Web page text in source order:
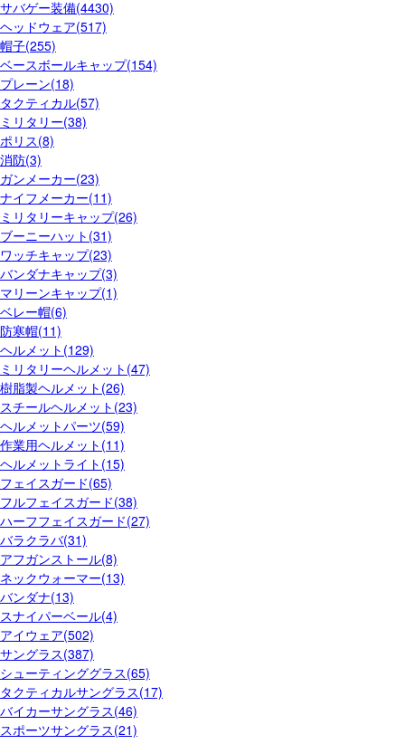
サバゲー装備(4430)
ヘッドウェア(517)
帽子(255)
ベースボールキャップ(154)
プレーン(18)
タクティカル(57)
ミリタリー(38)
ポリス(8)
消防(3)
ガンメーカー(23)
ナイフメーカー(11)
ミリタリーキャップ(26)
ブーニーハット(31)
ワッチキャップ(23)
バンダナキャップ(3)
マリーンキャップ(1)
ベレー帽(6)
防寒帽(11)
ヘルメット(129)
ミリタリーヘルメット(47)
樹脂製ヘルメット(26)
スチールヘルメット(23)
ヘルメットパーツ(59)
作業用ヘルメット(11)
ヘルメットライト(15)
フェイスガード(65)
フルフェイスガード(38)
ハーフフェイスガード(27)
バラクラバ(31)
アフガンストール(8)
ネックウォーマー(13)
バンダナ(13)
スナイパーベール(4)
アイウェア(502)
サングラス(387)
シューティンググラス(65)
タクティカルサングラス(17)
バイカーサングラス(46)
スポーツサングラス(21)